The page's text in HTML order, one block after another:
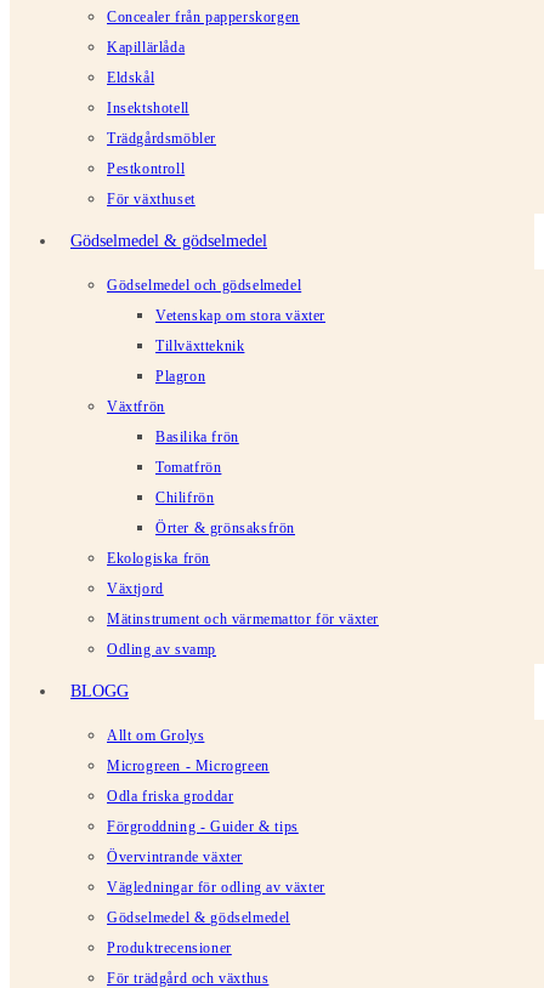
Concealer från papperskorgen
Kapillärlåda
Eldskål
Insektshotell
Trädgårdsmöbler
Pestkontroll
För växthuset
Gödselmedel & gödselmedel
Gödselmedel och gödselmedel
Vetenskap om stora växter
Tillväxtteknik
Plagron
Växtfrön
Basilika frön
Tomatfrön
Chilifrön
Örter & grönsaksfrön
Ekologiska frön
Växtjord
Mätinstrument och värmemattor för växter
Odling av svamp
BLOGG
Allt om Grolys
Microgreen - Microgreen
Odla friska groddar
Förgroddning - Guider & tips
Övervintrande växter
Vägledningar för odling av växter
Gödselmedel & gödselmedel
Produktrecensioner
För trädgård och växthus